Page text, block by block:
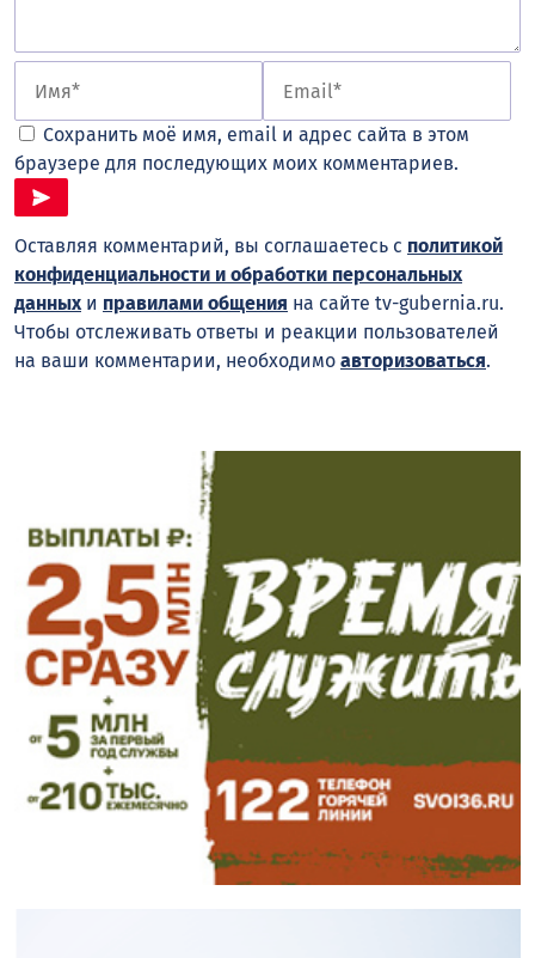
Сохранить моё имя, email и адрес сайта в этом
браузере для последующих моих комментариев.
Оставляя комментарий, вы соглашаетесь с политикой
конфиденциальности и обработки персональных
данныхи правилами общения на сайте tv-gubernia.ru.
Чтобы отслеживать ответы и реакции пользователей
на ваши комментарии, необходимо авторизоваться.